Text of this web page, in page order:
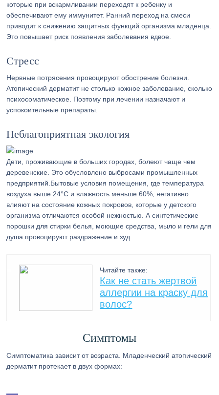
которые при вскармливании переходят к ребенку и
обеспечивают ему иммунитет. Ранний переход на смеси
приводит к снижению защитных функций организма младенца.
Это повышает риск появления заболевания вдвое.
Стресс
Нервные потрясения провоцируют обострение болезни.
Атопический дерматит не столько кожное заболевание, сколько
психосоматическое. Поэтому при лечении назначают и
успокоительные препараты.
Неблагоприятная экология
Дети, проживающие в больших городах, болеют чаще чем
деревенские. Это обусловлено выбросами промышленных
предприятий.Бытовые условия помещения, где температура
воздуха выше 24°С и влажность меньше 60%, негативно
влияют на состояние кожных покровов, которые у детского
организма отличаются особой нежностью. А синтетические
порошки для стирки белья, моющие средства, мыло и гели для
душа провоцируют раздражение и зуд.
Читайте также:
Как не стать жертвой
аллергии на краску для
волос?
Симптомы
Симптоматика зависит от возраста. Младенческий атопический
дерматит протекает в двух формах: